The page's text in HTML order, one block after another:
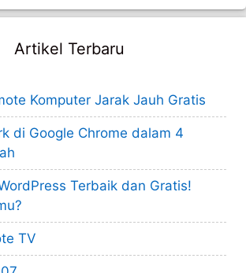
Artikel Terbaru
Komputer Jarak Jauh Gratis
di Google Chrome dalam 4
Terbaik dan Gratis!
TV